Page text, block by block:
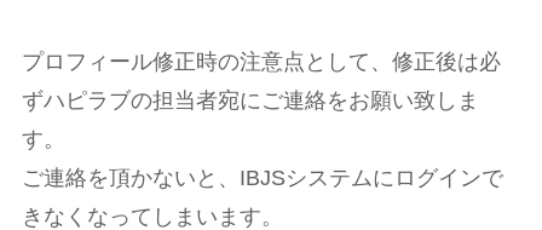
プロフィール修正時の注意点として、修正後は必
ずハピラブの担当者宛にご連絡をお願い致しま
す。
ご連絡を頂かないと、IBJSシステムにログインで
きなくなってしまいます。